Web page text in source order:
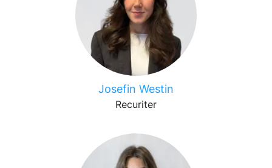
Josefin Westin
Recuriter